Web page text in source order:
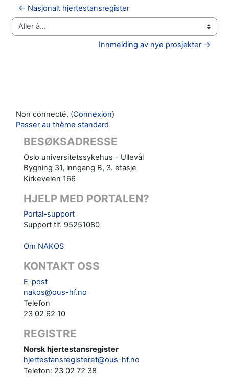
← Nasjonalt hjertestansregister
Aller à…
Innmelding av nye prosjekter →
Non connecté. (Connexion)
Passer au thème standard
BESØKSADRESSE
Oslo universitetssykehus - Ullevål
Bygning 31, inngang B, 3. etasje
Kirkeveien 166
HJELP MED PORTALEN?
Portal-support
Support tlf. 95251080
Om NAKOS
KONTAKT OSS
E-post
nakos@ous-hf.no
Telefon
23 02 62 10
REGISTRE
Norsk hjertestansregister
hjertestansregisteret@ous-hf.no
Telefon: 23 02 72 38